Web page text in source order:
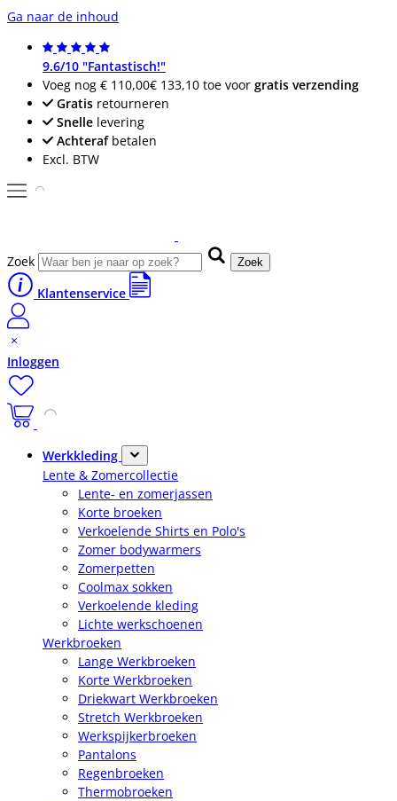
Ga naar de inhoud
9.6/10 "Fantastisch!"
Voeg nog € 110,00€ 133,10 toe voor gratis verzending
Gratis retourneren
Snelle levering
Achterafbetalen
Excl. BTW
Zoek Zoek
Klantenservice
Inloggen
Werkkleding
Lente & Zomercollectie
Lente- en zomerjassen
Korte broeken
Verkoelende Shirts en Polo's
Zomer bodywarmers
Zomerpetten
Coolmax sokken
Verkoelende kleding
Lichte werkschoenen
Werkbroeken
Lange Werkbroeken
Korte Werkbroeken
Driekwart Werkbroeken
Stretch Werkbroeken
Werkspijkerbroeken
Pantalons
Regenbroeken
Thermobroeken